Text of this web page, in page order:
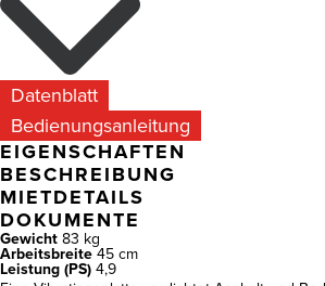
Datenblatt
Bedienungsanleitung
EIGENSCHAFTEN
BESCHREIBUNG
MIETDETAILS
DOKUMENTE
Gewicht83 kg
Arbeitsbreite45 cm
Leistung (PS)4,9